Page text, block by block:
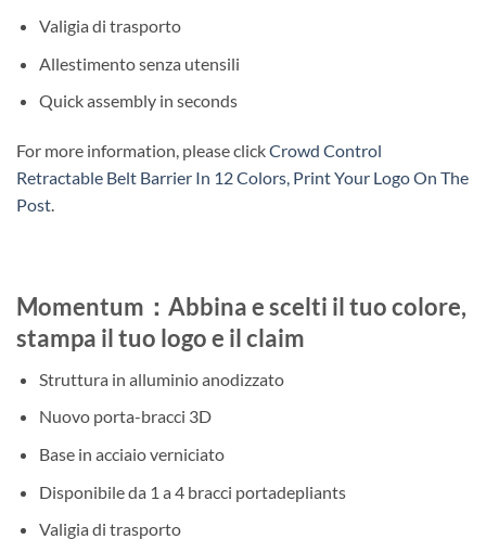
Valigia di trasporto
Allestimento senza utensili
Quick assembly in seconds
For more information, please clickCrowd Control
Retractable Belt Barrier In 12 Colors, Print Your Logo On The
Post.
Momentum：Abbina e scelti il tuo colore,
stampa il tuo logo e il claim
Struttura in alluminio anodizzato
Nuovo porta-bracci 3D
Base in acciaio verniciato
Disponibile da 1 a 4 bracci portadepliants
Valigia di trasporto